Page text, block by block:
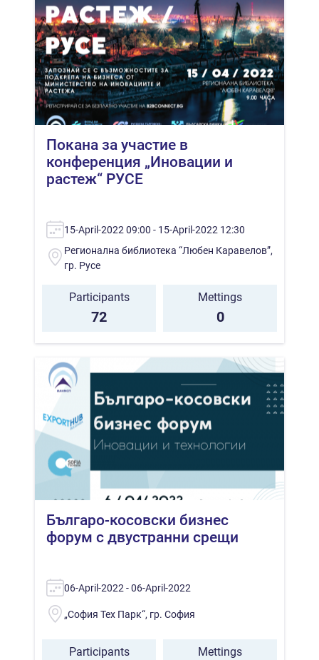
Покана за участие в
конференция „Иновации и
растеж“ РУСЕ
15-April-2022 09:00 - 15-April-2022 12:30
Регионална библиотека “Любен Каравелов”,
гр. Русе
Participants
72
Mettings
0
Българо-косовски бизнес
форум с двустранни срещи
06-April-2022 - 06-April-2022
„София Тех Парк“, гр. София
Participants Mettings